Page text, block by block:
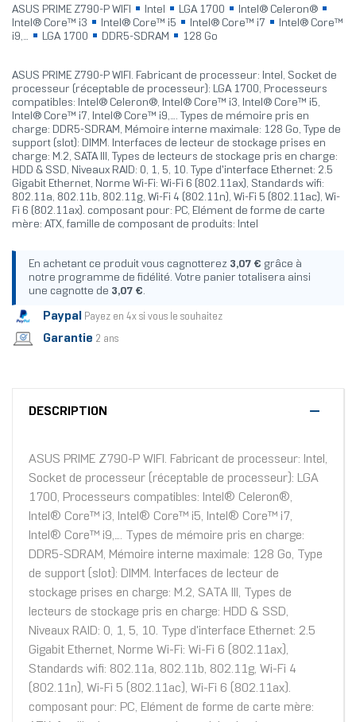
ASUS PRIME Z790-P WIFI Intel LGA 1700
Intel® Celeron®
Intel® Core™ i3
Intel® Core™ i5 Intel® Core™ i7
Intel® Core™
i9,...
LGA 1700 DDR5-SDRAM 128 Go
ASUS PRIME Z790-P WIFI. Fabricant de processeur: Intel, Socket de
processeur (réceptable de processeur): LGA 1700, Processeurs
compatibles: Intel® Celeron®, Intel® Core™ i3, Intel® Core™ i5,
Intel® Core™ i7, Intel® Core™ i9,.... Types de mémoire pris en
charge: DDR5-SDRAM, Mémoire interne maximale: 128 Go, Type de
support (slot): DIMM. Interfaces de lecteur de stockage prises en
charge: M.2, SATA III, Types de lecteurs de stockage pris en charge:
HDD & SSD, Niveaux RAID: 0, 1, 5, 10. Type d'interface Ethernet: 2.5
Gigabit Ethernet, Norme Wi-Fi: Wi-Fi 6 (802.11ax), Standards wifi:
802.11a, 802.11b, 802.11g, Wi-Fi 4 (802.11n), Wi-Fi 5 (802.11ac), Wi-
Fi 6 (802.11ax). composant pour: PC, Elément de forme de carte
mère: ATX, famille de composant de produits: Intel
En achetant ce produit vous cagnotterez 3,07 € grâce à
notre programme de fidélité. Votre panier totalisera ainsi
une cagnotte de 3,07 €.
Paypal Payez en 4x si vous le souhaitez
Garantie 2 ans
DESCRIPTION
ASUS PRIME Z790-P WIFI. Fabricant de processeur: Intel,
Socket de processeur (réceptable de processeur): LGA
1700, Processeurs compatibles: Intel® Celeron®,
Intel® Core™ i3, Intel® Core™ i5, Intel® Core™ i7,
Intel® Core™ i9,.... Types de mémoire pris en charge:
DDR5-SDRAM, Mémoire interne maximale: 128 Go, Type
de support (slot): DIMM. Interfaces de lecteur de
stockage prises en charge: M.2, SATA III, Types de
lecteurs de stockage pris en charge: HDD & SSD,
Niveaux RAID: 0, 1, 5, 10. Type d'interface Ethernet: 2.5
Gigabit Ethernet, Norme Wi-Fi: Wi-Fi 6 (802.11ax),
Standards wifi: 802.11a, 802.11b, 802.11g, Wi-Fi 4
(802.11n), Wi-Fi 5 (802.11ac), Wi-Fi 6 (802.11ax).
composant pour: PC, Elément de forme de carte mère: